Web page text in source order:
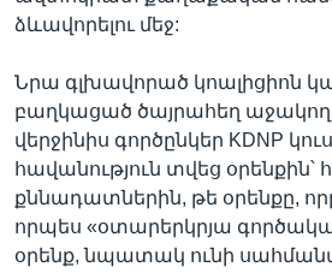
ձևավորելու մեջ:
Նրա գլխավորած կոալիցիոն
բաղկացած ծայրահեղ
վերջինիս գործընկեր KDNP
հավանություն տվեց օրենքին՝
քննադատներին, թե օրենքը,
որպես «օտարերկրյա
օրենք, նպատակ ունի